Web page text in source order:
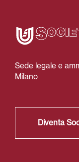
Sede legale e
Milano
Diventa